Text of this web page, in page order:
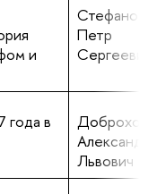
и
Петр
Сергеевич
года в
Александр
Львович